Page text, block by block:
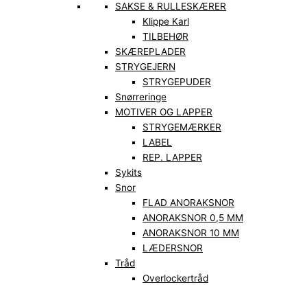
SAKSE & RULLESKÆRER
Klippe Karl
TILBEHØR
SKÆREPLADER
STRYGEJERN
STRYGEPUDER
Snørreringe
MOTIVER OG LAPPER
STRYGEMÆRKER
LABEL
REP. LAPPER
Sykits
Snor
FLAD ANORAKSNOR
ANORAKSNOR 0,5 MM
ANORAKSNOR 10 MM
LÆDERSNOR
Tråd
Overlockertråd